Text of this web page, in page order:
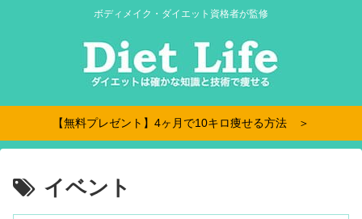
ボディメイク・ダイエット資格者が監修
【無料プレゼント】4ヶ月で10キロ痩せる方法 ＞
イベント